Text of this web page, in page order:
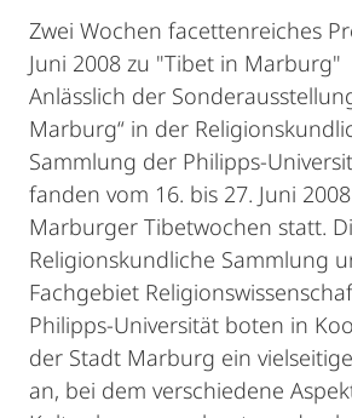
Zwei Wochen facettenreiches
Juni 2008 zu "Tibet in Marburg"
Anlässlich der
Marburg“ in der
Sammlung der Philipps-
fanden vom 16. bis 27. Juni
Marburger Tibetwochen statt.
Religionskundliche Sammlung
Fachgebiet
Philipps-Universität boten in
der Stadt Marburg ein
an, bei dem verschiedene